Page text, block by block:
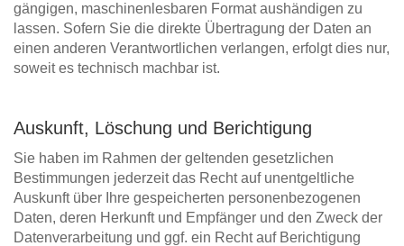
gängigen, maschinenlesbaren Format aushändigen zu
lassen. Sofern Sie die direkte Übertragung der Daten an
einen anderen Verantwortlichen verlangen, erfolgt dies nur,
soweit es technisch machbar ist.
Auskunft, Löschung und Berichtigung
Sie haben im Rahmen der geltenden gesetzlichen
Bestimmungen jederzeit das Recht auf unentgeltliche
Auskunft über Ihre gespeicherten personenbezogenen
Daten, deren Herkunft und Empfänger und den Zweck der
Datenverarbeitung und ggf. ein Recht auf Berichtigung